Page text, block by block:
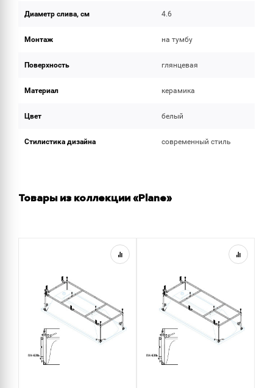
Диаметр слива, см 4.6
Монтаж на тумбу
Поверхность глянцевая
Материал керамика
Цвет белый
Стилистика дизайна современный стиль
Товары из коллекции «Plane»